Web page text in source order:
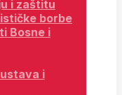
i zaštitu
borbe
Bosne i
i